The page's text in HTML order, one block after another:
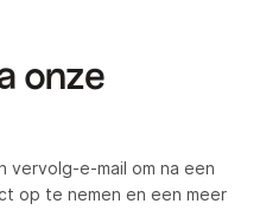
onze
vervolg-e-mail om na een
op te nemen en een meer